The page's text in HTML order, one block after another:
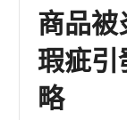
商品
瑕疵
略